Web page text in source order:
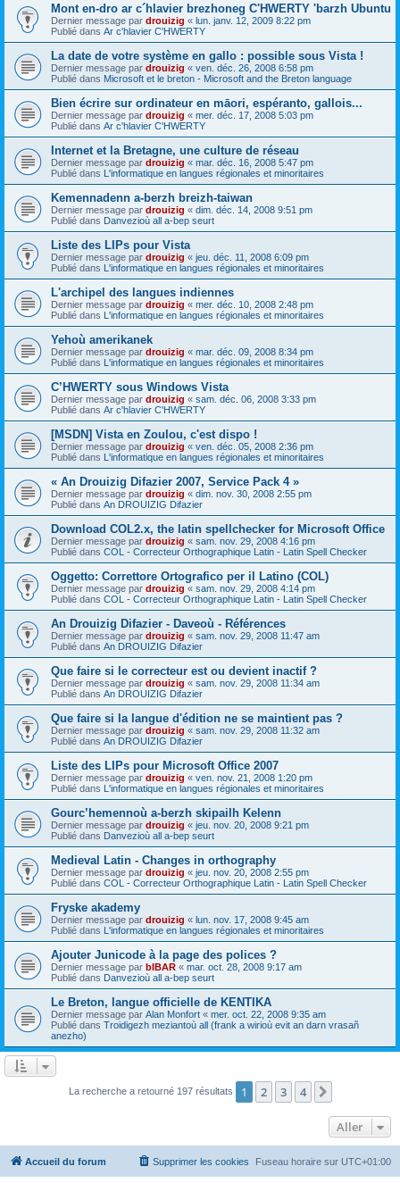
Mont en-dro ar c´hlavier brezhoneg C'HWERTY 'barzh Ubuntu
Dernier message par drouizig « lun. janv. 12, 2009 8:22 pm
Publié dans Ar c'hlavier C'HWERTY
La date de votre système en gallo : possible sous Vista !
Dernier message par drouizig « ven. déc. 26, 2008 6:58 pm
Publié dans Microsoft et le breton - Microsoft and the Breton language
Bien écrire sur ordinateur en māori, espéranto, gallois...
Dernier message par drouizig « mer. déc. 17, 2008 5:03 pm
Publié dans Ar c'hlavier C'HWERTY
Internet et la Bretagne, une culture de réseau
Dernier message par drouizig « mar. déc. 16, 2008 5:47 pm
Publié dans L'informatique en langues régionales et minoritaires
Kemennadenn a-berzh breizh-taiwan
Dernier message par drouizig « dim. déc. 14, 2008 9:51 pm
Publié dans Danvezioù all a-bep seurt
Liste des LIPs pour Vista
Dernier message par drouizig « jeu. déc. 11, 2008 6:09 pm
Publié dans L'informatique en langues régionales et minoritaires
L'archipel des langues indiennes
Dernier message par drouizig « mer. déc. 10, 2008 2:48 pm
Publié dans L'informatique en langues régionales et minoritaires
Yehoù amerikanek
Dernier message par drouizig « mar. déc. 09, 2008 8:34 pm
Publié dans L'informatique en langues régionales et minoritaires
C’HWERTY sous Windows Vista
Dernier message par drouizig « sam. déc. 06, 2008 3:33 pm
Publié dans Ar c'hlavier C'HWERTY
[MSDN] Vista en Zoulou, c'est dispo !
Dernier message par drouizig « ven. déc. 05, 2008 2:36 pm
Publié dans L'informatique en langues régionales et minoritaires
« An Drouizig Difazier 2007, Service Pack 4 »
Dernier message par drouizig « dim. nov. 30, 2008 2:55 pm
Publié dans An DROUIZIG Difazier
Download COL2.x, the latin spellchecker for Microsoft Office
Dernier message par drouizig « sam. nov. 29, 2008 4:16 pm
Publié dans COL - Correcteur Orthographique Latin - Latin Spell Checker
Oggetto: Correttore Ortografico per il Latino (COL)
Dernier message par drouizig « sam. nov. 29, 2008 4:14 pm
Publié dans COL - Correcteur Orthographique Latin - Latin Spell Checker
An Drouizig Difazier - Daveoù - Références
Dernier message par drouizig « sam. nov. 29, 2008 11:47 am
Publié dans An DROUIZIG Difazier
Que faire si le correcteur est ou devient inactif ?
Dernier message par drouizig « sam. nov. 29, 2008 11:34 am
Publié dans An DROUIZIG Difazier
Que faire si la langue d'édition ne se maintient pas ?
Dernier message par drouizig « sam. nov. 29, 2008 11:32 am
Publié dans An DROUIZIG Difazier
Liste des LIPs pour Microsoft Office 2007
Dernier message par drouizig « ven. nov. 21, 2008 1:20 pm
Publié dans L'informatique en langues régionales et minoritaires
Gourc’hemennoù a-berzh skipailh Kelenn
Dernier message par drouizig « jeu. nov. 20, 2008 9:21 pm
Publié dans Danvezioù all a-bep seurt
Medieval Latin - Changes in orthography
Dernier message par drouizig « jeu. nov. 20, 2008 2:55 pm
Publié dans COL - Correcteur Orthographique Latin - Latin Spell Checker
Fryske akademy
Dernier message par drouizig « lun. nov. 17, 2008 9:45 am
Publié dans L'informatique en langues régionales et minoritaires
Ajouter Junicode à la page des polices ?
Dernier message par bIBAR « mar. oct. 28, 2008 9:17 am
Publié dans Danvezioù all a-bep seurt
Le Breton, langue officielle de KENTIKA
Dernier message par Alan Monfort « mer. oct. 22, 2008 9:35 am
Publié dans Troidigezh meziantoù all (frank a wirioù evit an darn vrasañ
anezho)
La recherche a retourné 197 résultats 1 2 3 4
Aller
Accueil du forum Fuseau horaire sur UTC+01:00
Supprimer les cookies